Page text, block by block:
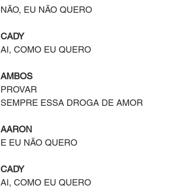
NÃO, EU NÃO QUERO
CADY
AI, COMO EU QUERO
AMBOS
PROVAR
SEMPRE ESSA DROGA DE AMOR
AARON
E EU NÃO QUERO
CADY
AI, COMO EU QUERO